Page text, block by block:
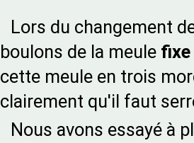
Lors du changement
boulons de la meule fixe
cette meule en trois
clairement qu'il faut
Nous avons essayé à